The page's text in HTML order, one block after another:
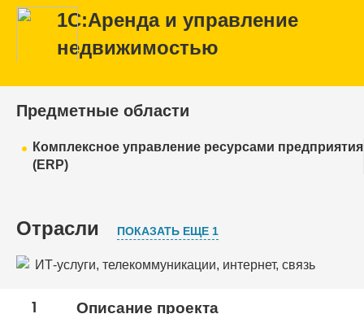
1С:Аренда и управление
недвижимостью
Предметные области
Комплексное управление ресурсами предприятия
(ERP)
Отрасли ПОКАЗАТЬ ЕЩЕ 1
ИТ-услуги, телекоммуникации, интернет, связь
Профессиональные услуги
1 Описание проекта